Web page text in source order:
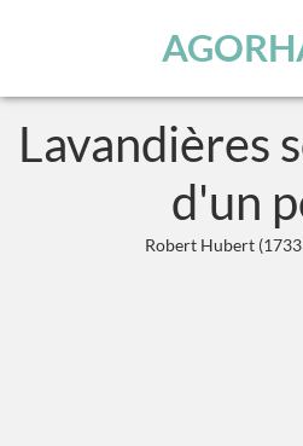
Lavandières
d'un
Robert Hubert